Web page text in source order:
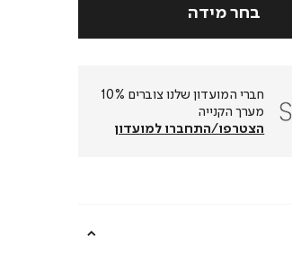
חברי המועדון שלנו צוברים 10%
מערך הקנייה
הצטרפו/התחברו למועדון